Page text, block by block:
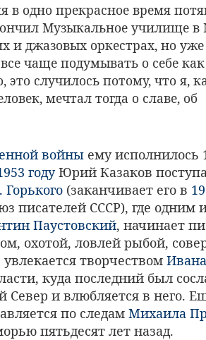
одно прекрасное время
Музыкальное училище в
и джазовых оркестрах, но уже
чаще подумывать о себе
это случилось потому, что я,
мечтал тогда о славе, об
войны ему исполнилось
годуЮрий Казаков
(заканчивает его в
писателей СССР), где одним
Паустовский, начинает
охотой, ловлей рыбой,
творчеством
куда последний был
Север и влюбляется в него.
по следам Михаила
пятьдесят лет назад.